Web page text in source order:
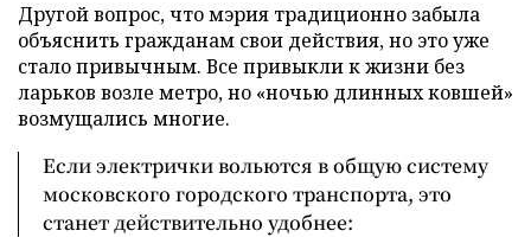
Другой вопрос, что мэрия традиционно забыла
объяснить гражданам свои действия, но это уже
стало привычным. Все привыкли к жизни без
ларьков возле метро, но «ночью длинных ковшей»
возмущались многие.
Если электрички вольются в общую систему
московского городского транспорта, это
станет действительно удобнее: